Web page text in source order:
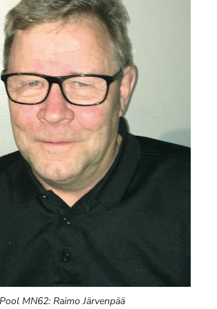
Pool MN62: Raimo Järvenpää